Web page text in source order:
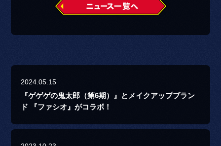
2024.05.15
『ゲゲゲの鬼太郎（第6期）』とメイクアップブラン
ド 『ファシオ』がコラボ！